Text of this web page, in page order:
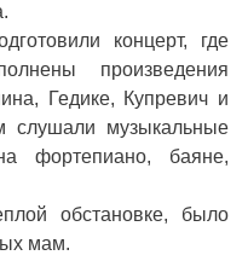
концерт, где
произведения
Гедике, Купревич и
слушали музыкальные
фортепиано, баяне,
обстановке, было
мам.